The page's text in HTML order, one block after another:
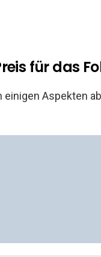
für das
Aspekten